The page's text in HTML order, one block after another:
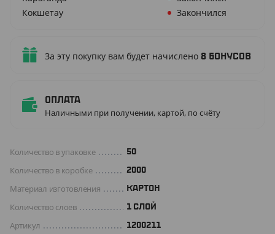
Кокшетау
Закончился
За эту покупку вам будет начислено 8 бонусов
Оплата
Наличными при получении, картой, по счёту
Количество в упаковке 50
Количество в коробке 2000
Материал изготовления КАРТОН
Количество слоев 1 СЛОЙ
Артикул 1200211